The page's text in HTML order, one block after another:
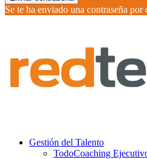
Se te ha enviado una contraseña
Gestión del Talento
TodoCoaching